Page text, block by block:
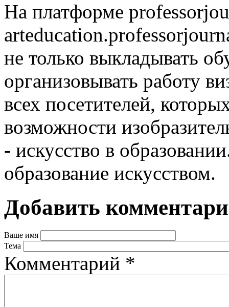
На платформе
не только выкладывать
организовывать работу
всех посетителей,
возможности
- искусство в
образование искусством.
Добавить
Ваше имя
Тема
Комментарий *